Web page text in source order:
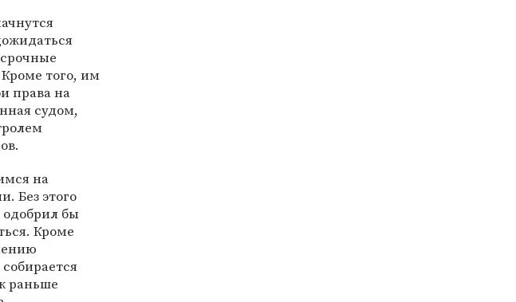
того, им
права на
судом,
на
Без этого
бы
Кроме
раньше